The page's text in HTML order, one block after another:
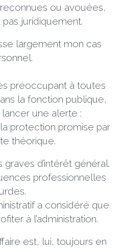
ou avouées,
pas juridiquement.
largement mon cas
préoccupant à toutes
la fonction publique,
une alerte :
protection promise par
théorique.
graves d’intérêt général.
professionnelles
a considéré que
à l’administration.
est, lui, toujours en